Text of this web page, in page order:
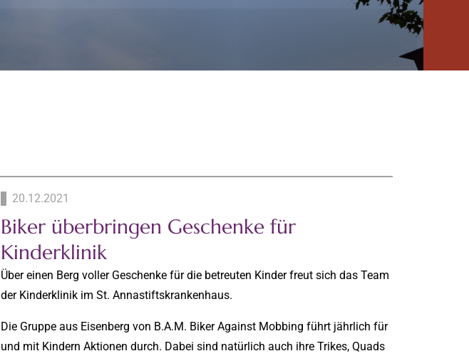
20.12.2021
Biker überbringen Geschenke für
Kinderklinik
Über einen Berg voller Geschenke für die betreuten Kinder freut sich das Team
der Kinderklinik im St. Annastiftskrankenhaus.
Die Gruppe aus Eisenberg von B.A.M. Biker Against Mobbing führt jährlich für
und mit Kindern Aktionen durch. Dabei sind natürlich auch ihre Trikes, Quads